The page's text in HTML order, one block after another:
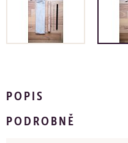
POPIS
PODROBNĚ